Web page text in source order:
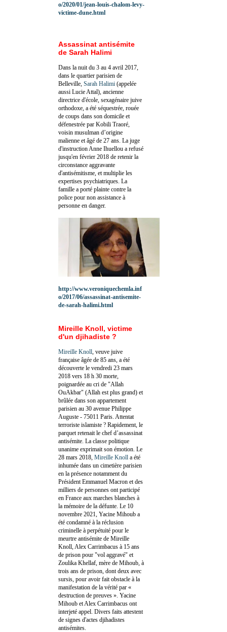
o/2020/01/jean-louis-chalom-levy-
victime-dune.html
Assassinat antisémite
de Sarah Halimi
Dans la nuit du 3 au 4 avril 2017,
dans le quartier parisien de
Belleville, Sarah Halimi (appelée
aussi Lucie Attal), ancienne
directrice d'école, sexagénaire juive
orthodoxe, a été séquestrée, rouée
de coups dans son domicile et
défenestrée par Kobili Traoré,
voisin musulman d’origine
malienne et âgé de 27 ans. La juge
d'instruction Anne Ihuellou a refusé
jusqu'en février 2018 de retenir la
circonstance aggravante
d'antisémitisme, et multiplie les
expertises psychiatriques. La
famille a porté plainte contre la
police pour non assistance à
personne en danger.
http://www.veroniquechemla.inf
o/2017/06/assassinat-antisemite-
de-sarah-halimi.html
Mireille Knoll, victime
d'un djihadiste ?
Mireille Knoll , veuve juive
française âgée de 85 ans, a été
découverte le vendredi 23 mars
2018 vers 18 h 30 morte,
poignardée au cri de "Allah
OuAkbar" (Allah est plus grand) et
brûlée dans son appartement
parisien au 30 avenue Philippe
Auguste - 75011 Paris. Attentat
terroriste islamiste ? Rapidement, le
parquet retenait le chef d’assassinat
antisémite. La classe politique
unanime exprimait son émotion. Le
28 mars 2018, Mireille Knoll a été
inhumée dans un cimetière parisien
en la présence notamment du
Président Emmanuel Macron et des
milliers de personnes ont participé
en France aux marches blanches à
la mémoire de la défunte. Le 10
novembre 2021, Yacine Mihoub a
été condamné à la réclusion
criminelle à perpétuité pour le
meurtre antisémite de Mireille
Knoll, Alex Carrimbacus à 15 ans
de prison pour "vol aggravé" et
Zoulika Khellaf, mère de Mihoub, à
trois ans de prison, dont deux avec
sursis, pour avoir fait obstacle à la
manifestation de la vérité par «
destruction de preuves ». Yacine
Mihoub et Alex Carrimbacus ont
interjeté appel. Divers faits attestent
de signes d'actes djihadistes
antisémites.